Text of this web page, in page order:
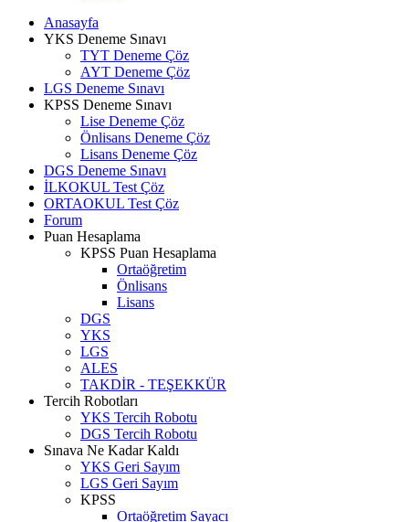
Anasayfa
YKS Deneme Sınavı
TYT Deneme Çöz
AYT Deneme Çöz
LGS Deneme Sınavı
KPSS Deneme Sınavı
Lise Deneme Çöz
Önlisans Deneme Çöz
Lisans Deneme Çöz
DGS Deneme Sınavı
İLKOKUL Test Çöz
ORTAOKUL Test Çöz
Forum
Puan Hesaplama
KPSS Puan Hesaplama
Ortaöğretim
Önlisans
Lisans
DGS
YKS
LGS
ALES
TAKDİR - TEŞEKKÜR
Tercih Robotları
YKS Tercih Robotu
DGS Tercih Robotu
Sınava Ne Kadar Kaldı
YKS Geri Sayım
LGS Geri Sayım
KPSS
Ortaöğretim Sayacı